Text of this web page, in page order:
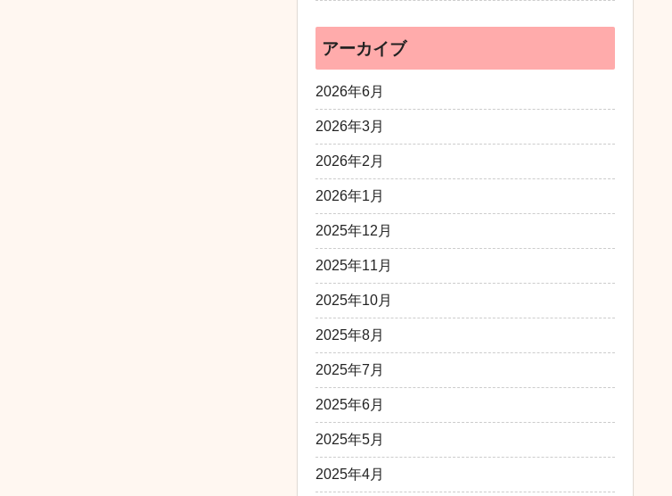
アーカイブ
2026年6月
2026年3月
2026年2月
2026年1月
2025年12月
2025年11月
2025年10月
2025年8月
2025年7月
2025年6月
2025年5月
2025年4月